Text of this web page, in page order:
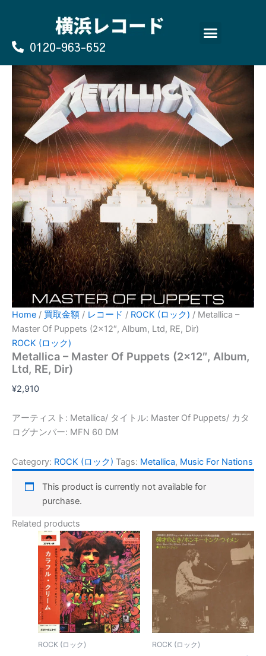
0120-963-652
Home / 買取金額 / レコード / ROCK (ロック) / Metallica –
Master Of Puppets (2×12″, Album, Ltd, RE, Dir)
ROCK (ロック)
Metallica – Master Of Puppets (2×12″, Album,
Ltd, RE, Dir)
¥2,910
アーティスト: Metallica/ タイトル: Master Of Puppets/ カタ
ログナンバー: MFN 60 DM
Category: ROCK (ロック) Tags: Metallica, Music For Nations
This product is currently not available for
purchase.
Related products
ROCK (ロック) ROCK (ロック)